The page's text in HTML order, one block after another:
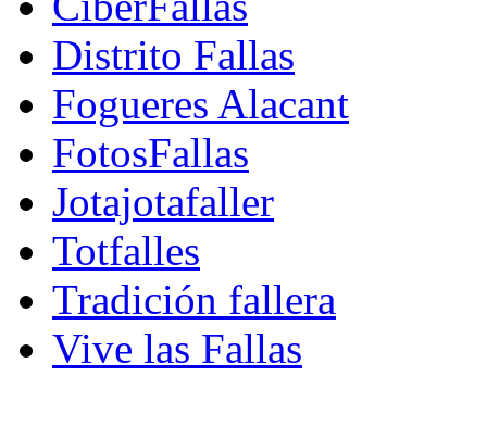
Distrito Fallas
Fogueres Alacant
FotosFallas
Jotajotafaller
Totfalles
Tradición fallera
Vive las Fallas